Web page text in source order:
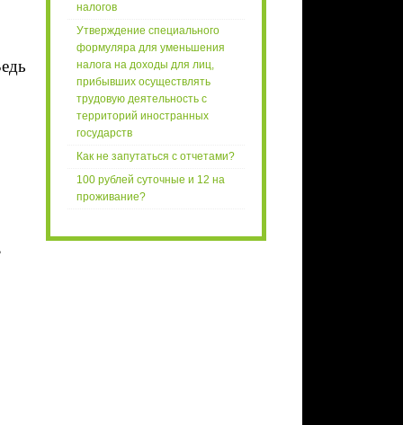
налогов
Утверждение специального
формуляра для уменьшения
налога на доходы для лиц,
прибывших осуществлять
трудовую деятельность с
территорий иностранных
государств
Как не запутаться с отчетами?
100 рублей суточные и 12 на
проживание?